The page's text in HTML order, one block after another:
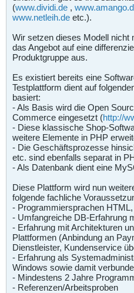
(www.dividi.de ,
www.netleih.de etc.).
Wir setzen dieses Modell nicht
das Angebot auf eine
Produktgruppe aus.
Es existiert bereits eine
Testplattform dient auf
basiert:
- Als Basis wird die Open
Commerce eingesetzt (http://
- Diese klassische Shop-
weitere Elemente in PHP
- Die Geschäftsprozesse
etc. sind ebenfalls separat in
- Als Datenbank dient eine
Diese Plattform wird nun
folgende fachliche
- Programmiersprachen
- Umfangreiche DB-Erfahrung
- Erfahrung mit Architekturen
Plattformen (Anbindung an
Dienstleister, Kundenservice
- Erfahrung als
Windows sowie damit
- Mindestens 2 Jahre
- Referenzen/Arbeitsproben